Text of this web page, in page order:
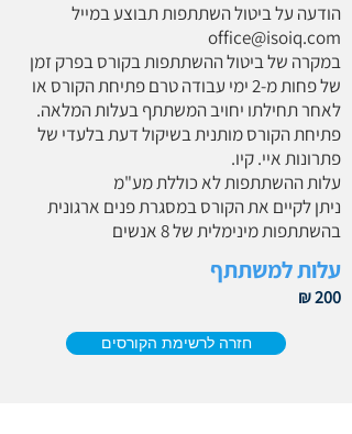
הודעה על ביטול השתתפות תבוצע במייל
office@isoiq.com
במקרה של ביטול ההשתתפות בקורס בפרק זמן
של פחות מ-2 ימי עבודה טרם פתיחת הקורס או
לאחר תחילתו יחויב המשתתף בעלות המלאה.
פתיחת הקורס מותנית בשיקול דעת בלעדי של
פתרונות איי. קיו.
עלות ההשתתפות לא כוללת מע"מ
ניתן לקיים את הקורס במסגרת פנים ארגונית
בהשתתפות מינימלית של 8 אנשים
עלות למשתתף
200 ₪
חזרה לרשימת הקורסים